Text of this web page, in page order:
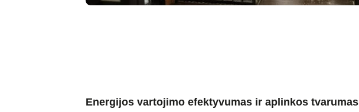
Energijos vartojimo efektyvumas ir aplinkos tvarumas